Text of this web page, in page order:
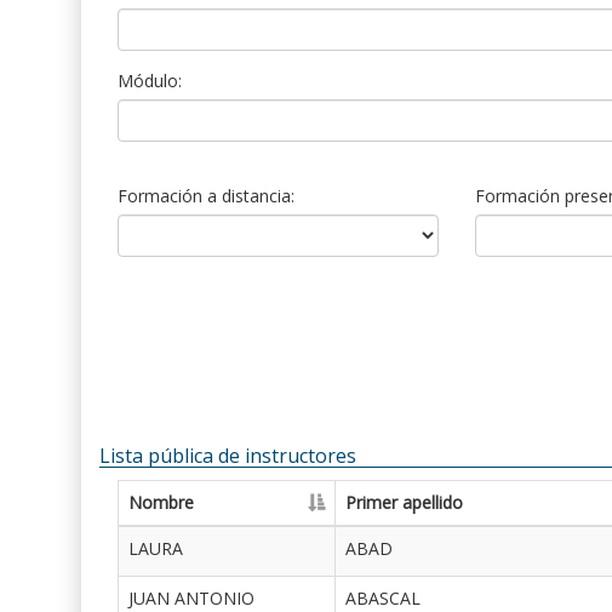
Módulo:
Formación a distancia: Formación
Lista pública de instructores
Nombre Primer apellido
LAURA
ABAD
JUAN ANTONIO ABASCAL